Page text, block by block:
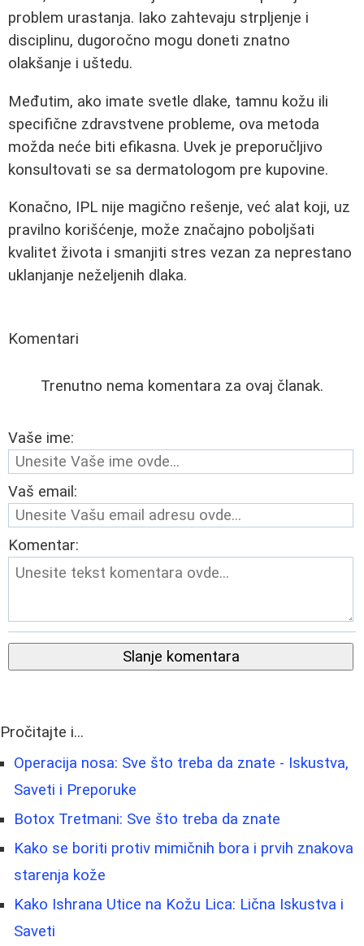
problem urastanja. Iako zahtevaju strpljenje i
disciplinu, dugoročno mogu doneti znatno
olakšanje i uštedu.
Međutim, ako imate svetle dlake, tamnu kožu ili
specifične zdravstvene probleme, ova metoda
možda neće biti efikasna. Uvek je preporučljivo
konsultovati se sa dermatologom pre kupovine.
Konačno, IPL nije magično rešenje, već alat koji, uz
pravilno korišćenje, može značajno poboljšati
kvalitet života i smanjiti stres vezan za neprestano
uklanjanje neželjenih dlaka.
Komentari
Trenutno nema komentara za ovaj članak.
Vaše ime:
Vaš email:
Komentar:
Slanje komentara
Pročitajte i...
Operacija nosa: Sve što treba da znate - Iskustva,
Saveti i Preporuke
Botox Tretmani: Sve što treba da znate
Kako se boriti protiv mimičnih bora i prvih znakova
starenja kože
Kako Ishrana Utice na Kožu Lica: Lična Iskustva i
Saveti